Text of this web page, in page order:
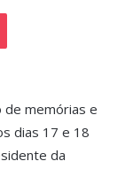
de memórias e
dias 17 e 18
da